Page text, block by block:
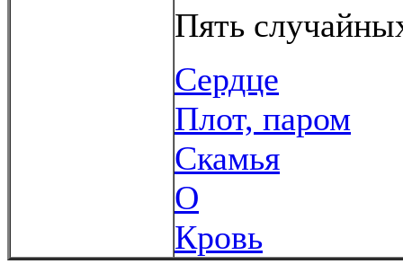
Пять
Сердце
Плот, паром
Скамья
О
Кровь